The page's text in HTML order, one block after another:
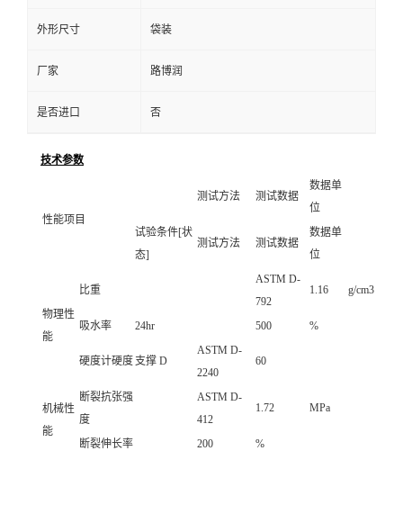
外形尺寸 袋装
厂家 路博润
是否进口 否
技术参数
性能项目
试验条件[状
态]
测试方法 测试数据
数据单
位
测试方法 测试数据
数据单
位
物理性
能
比重
ASTM D-
792
1.16 g/cm3
吸水率 24hr 500 %
硬度计硬度 支撑 D
ASTM D-
2240
60
机械性
能
断裂抗张强
度
ASTM D-
412
1.72 MPa
断裂伸长率 200 %